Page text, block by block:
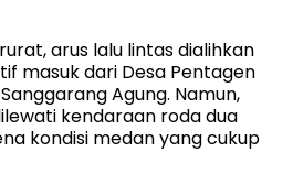
arus lalu lintas dialihkan
masuk dari Desa Pentagen
Agung. Namun,
kendaraan roda dua
kondisi medan yang cukup